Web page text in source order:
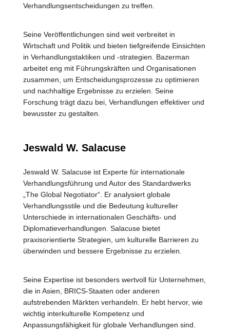
Verhandlungsentscheidungen zu treffen.
Seine Veröffentlichungen sind weit verbreitet in
Wirtschaft und Politik und bieten tiefgreifende Einsichten
in Verhandlungstaktiken und -strategien. Bazerman
arbeitet eng mit Führungskräften und Organisationen
zusammen, um Entscheidungsprozesse zu optimieren
und nachhaltige Ergebnisse zu erzielen. Seine
Forschung trägt dazu bei, Verhandlungen effektiver und
bewusster zu gestalten.
Jeswald W. Salacuse
Jeswald W. Salacuse ist Experte für internationale
Verhandlungsführung und Autor des Standardwerks
„The Global Negotiator“. Er analysiert globale
Verhandlungsstile und die Bedeutung kultureller
Unterschiede in internationalen Geschäfts- und
Diplomatieverhandlungen. Salacuse bietet
praxisorientierte Strategien, um kulturelle Barrieren zu
überwinden und bessere Ergebnisse zu erzielen.
Seine Expertise ist besonders wertvoll für Unternehmen,
die in Asien, BRICS-Staaten oder anderen
aufstrebenden Märkten verhandeln. Er hebt hervor, wie
wichtig interkulturelle Kompetenz und
Anpassungsfähigkeit für globale Verhandlungen sind.